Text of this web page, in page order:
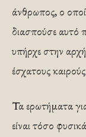
άνθρωπος, ο
διασπούσε αυτό
υπήρχε στην
έσχατους
Τα ερωτήματα
είναι τόσο